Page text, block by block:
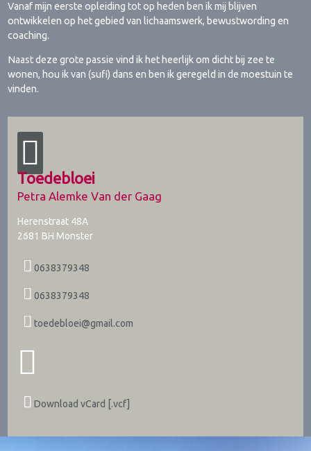
Vanaf mijn eerste opleiding tot op heden ben ik mij blijven
ontwikkelen op het gebied van lichaamswerk, bewustwording en
coaching.
Naast deze grote passie vind ik het heerlijk om dicht bij zee te
wonen, hou ik van (sufi) dans en ben ik geregeld in de moestuin te
vinden.
Toedebloei
Petra Alemke Van der Gaag
Herenstraat 48A
2681 BH Monster
0638379348
0638379348
toedebloei@gmail.com
Download vCard [.vcf]